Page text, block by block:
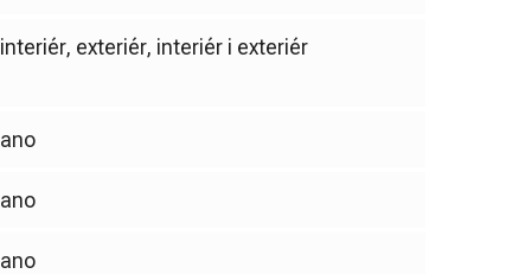
interiér, exteriér, interiér i exteriér
ano
ano
ano